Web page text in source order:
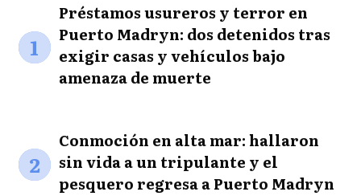
1
Préstamos usureros y terror en
Puerto Madryn: dos detenidos tras
exigir casas y vehículos bajo
amenaza de muerte
2
Conmoción en alta mar: hallaron
sin vida a un tripulante y el
pesquero regresa a Puerto Madryn